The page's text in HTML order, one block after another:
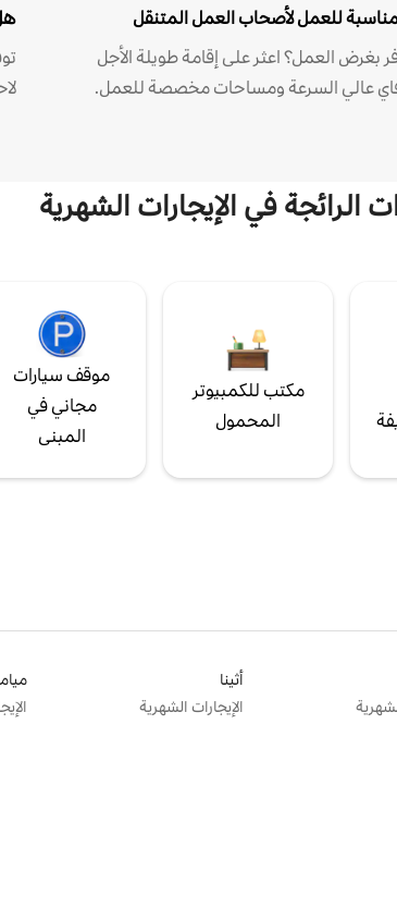
للعمل لأصحاب العمل المتنقل
بغرض العمل؟ اعثر على إقامة طويلة الأجل
عالي السرعة ومساحات مخصصة للعمل.
الرائجة في الإيجارات الشهرية
مكتب للكمبيوتر
المحمول
موقف سيارات
مجاني في
المبنى
أثينا
الإيجارات الشهرية